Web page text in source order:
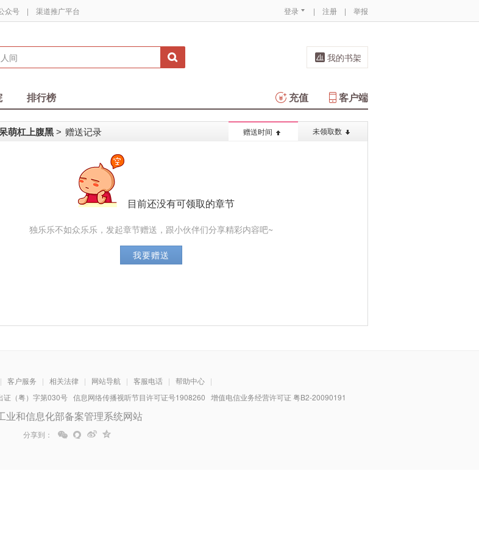
众号 | 渠道推广平台 登录 | 注册 | 举报
我的书架
排行榜 客户端
充值
赠送时间 未领取数
萌杠上腹黑 > 赠送记录
目前还没有可领取的章节
独乐乐不如众乐乐，发起章节赠送，跟小伙伴们分享精彩内容吧~
我要赠送
| 客户服务 | 相关法律 | 网站导航 | 客服电话 | 帮助中心 |
证（粤）字第030号 信息网络传播视听节目许可证号1908260 增值电信业务经营许可证 粤B2-20090191
业和信息化部备案管理系统网站
分享到：